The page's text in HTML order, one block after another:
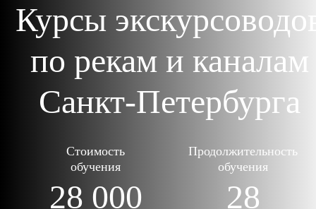
Курсы
по рекам и каналам
Санкт-Петербурга
Стоимость
обучения
28 000
Продолжительность
обучения
28